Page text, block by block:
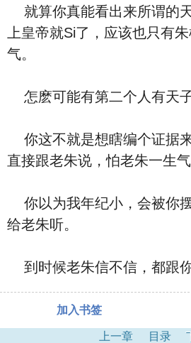
就算你真能看出来所谓的
上皇帝就Si了，应该也只有
气。
怎麽可能有第二个人有天子
你这不就是想瞎编个证据
直接跟老朱说，怕老朱一生气
你以为我年纪小，会被你
给老朱听。
到时候老朱信不信，都跟
加入书签
上一章 目录